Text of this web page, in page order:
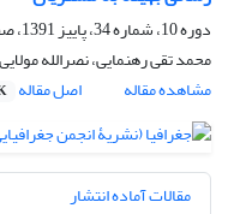
دوره 10، شماره 34، پاییز 1391، صفحه
محمد تقی رهنمایی، نصرالله
مشاهده مقاله
اصل مقاله
مقالات آماده انتشار